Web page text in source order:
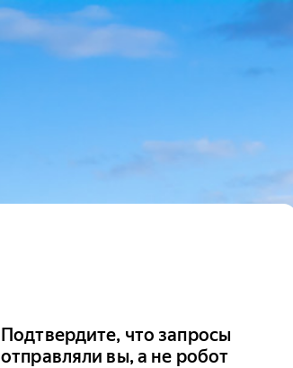
Подтвердите, что запросы
отправляли вы, а не робот